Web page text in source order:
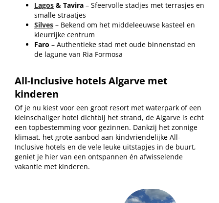
Lagos & Tavira – Sfeervolle stadjes met terrasjes en
smalle straatjes
Silves – Bekend om het middeleeuwse kasteel en
kleurrijke centrum
Faro – Authentieke stad met oude binnenstad en
de lagune van Ria Formosa
All-Inclusive hotels Algarve met
kinderen
Of je nu kiest voor een groot resort met waterpark of een
kleinschaliger hotel dichtbij het strand, de Algarve is echt
een topbestemming voor gezinnen. Dankzij het zonnige
klimaat, het grote aanbod aan kindvriendelijke All-
Inclusive hotels en de vele leuke uitstapjes in de buurt,
geniet je hier van een ontspannen én afwisselende
vakantie met kinderen.